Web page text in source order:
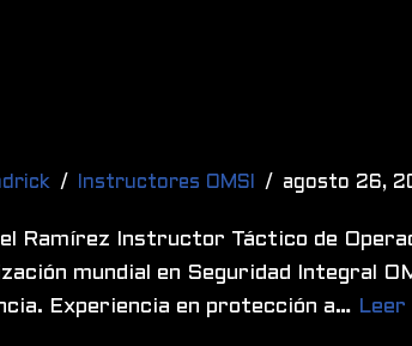
Instructores OMSI agosto 26,
Ramírez Instructor Táctico de
mundial en Seguridad Integral
Experiencia en protección a… Leer